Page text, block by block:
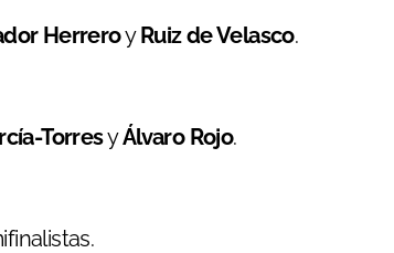
HerreroyRuiz de Velasco.
TorresyÁlvaro Rojo.